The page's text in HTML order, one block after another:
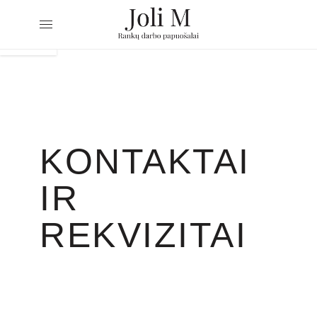
KONTAKTAI
IR
REKVIZITAI